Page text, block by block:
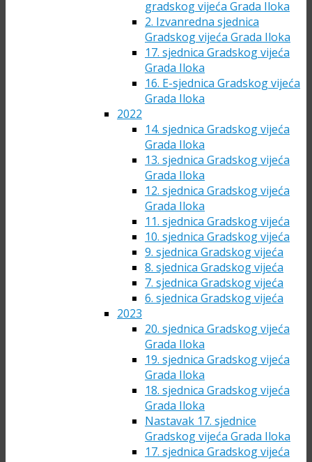
gradskog vijeća Grada Iloka
2. Izvanredna sjednica
Gradskog vijeća Grada Iloka
17. sjednica Gradskog vijeća
Grada Iloka
16. E-sjednica Gradskog vijeća
Grada Iloka
2022
14. sjednica Gradskog vijeća
Grada Iloka
13. sjednica Gradskog vijeća
Grada Iloka
12. sjednica Gradskog vijeća
Grada Iloka
11. sjednica Gradskog vijeća
10. sjednica Gradskog vijeća
9. sjednica Gradskog vijeća
8. sjednica Gradskog vijeća
7. sjednica Gradskog vijeća
6. sjednica Gradskog vijeća
2023
20. sjednica Gradskog vijeća
Grada Iloka
19. sjednica Gradskog vijeća
Grada Iloka
18. sjednica Gradskog vijeća
Grada Iloka
Nastavak 17. sjednice
Gradskog vijeća Grada Iloka
17. sjednica Gradskog vijeća